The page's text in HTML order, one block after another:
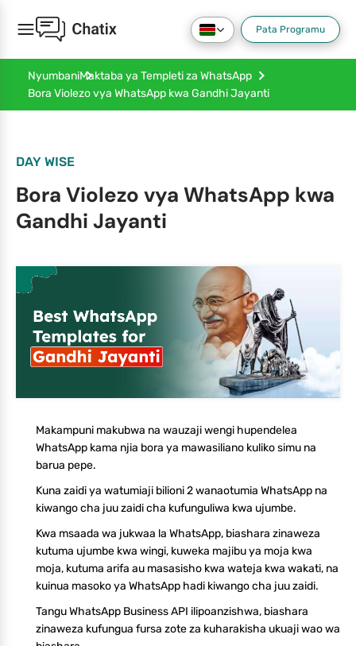
Pata Programu
NyumbaniMaktaba ya Templeti za WhatsApp
Bora Violezo vya WhatsApp kwa Gandhi Jayanti
DAY WISE
Bora Violezo vya WhatsApp kwa
Gandhi Jayanti
Makampuni makubwa na wauzaji wengi hupendelea
WhatsApp kama njia bora ya mawasiliano kuliko simu na
barua pepe.
Kuna zaidi ya watumiaji bilioni 2 wanaotumia WhatsApp na
kiwango cha juu zaidi cha kufunguliwa kwa ujumbe.
Kwa msaada wa jukwaa la WhatsApp, biashara zinaweza
kutuma ujumbe kwa wingi, kuweka majibu ya moja kwa
moja, kutuma arifa au masasisho kwa wateja kwa wakati, na
kuinua masoko ya WhatsApp hadi kiwango cha juu zaidi.
Tangu WhatsApp Business API ilipoanzishwa, biashara
zinaweza kufungua fursa zote za kuharakisha ukuaji wao wa